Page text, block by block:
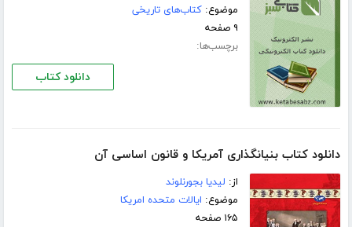
موضوع:کتاب‌های تاریخی
۹ صفحه
برچسب‌ها:
دانلود کتاب
دانلود کتاب بنیانگذاری آمریکا و قانون اساسی آن
از: لیدیا بجورنلوند
موضوع: ایالات متحده امریکا
۱۶۵ صفحه